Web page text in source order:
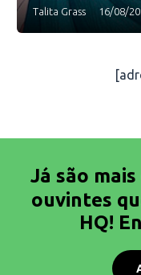
Talita Grass 16/08/
Já são mais
ouvintes
HQ!